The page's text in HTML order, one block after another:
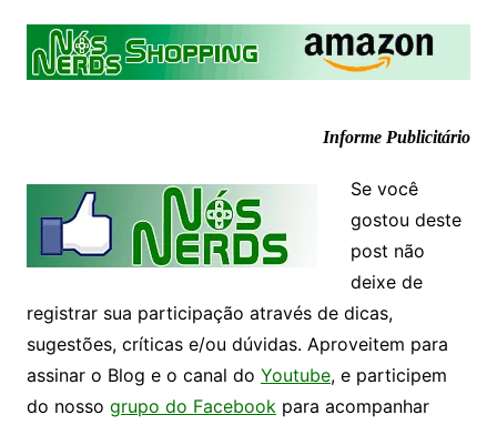
Informe Publicitário
Se você
gostou deste
post não
deixe de
registrar sua participação através de dicas,
sugestões, críticas e/ou dúvidas. Aproveitem para
assinar o Blog e o canal do Youtube, e participem
do nosso grupo do Facebookpara acompanhar